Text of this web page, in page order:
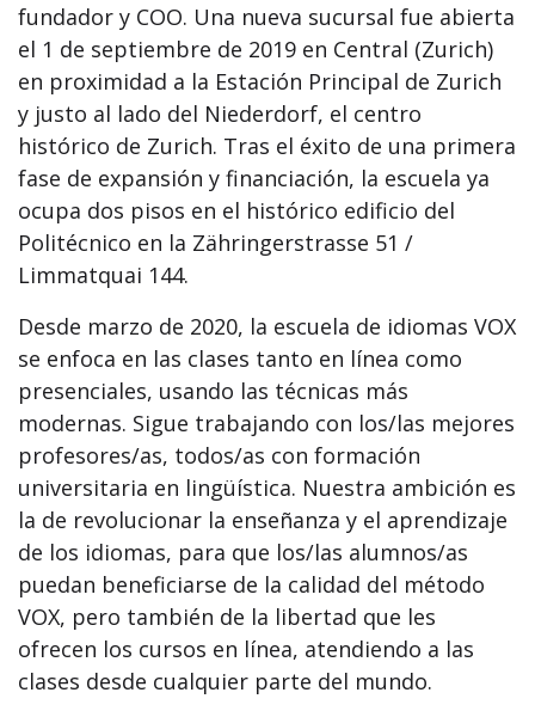
fundador y COO. Una nueva sucursal fue abierta
el 1 de septiembre de 2019 en Central (Zurich)
en proximidad a la Estación Principal de Zurich
y justo al lado del Niederdorf, el centro
histórico de Zurich. Tras el éxito de una primera
fase de expansión y financiación, la escuela ya
ocupa dos pisos en el histórico edificio del
Politécnico en la Zähringerstrasse 51 /
Limmatquai 144.
Desde marzo de 2020, la escuela de idiomas VOX
se enfoca en las clases tanto en línea como
presenciales, usando las técnicas más
modernas. Sigue trabajando con los/las mejores
profesores/as, todos/as con formación
universitaria en lingüística. Nuestra ambición es
la de revolucionar la enseñanza y el aprendizaje
de los idiomas, para que los/las alumnos/as
puedan beneficiarse de la calidad del método
VOX, pero también de la libertad que les
ofrecen los cursos en línea, atendiendo a las
clases desde cualquier parte del mundo.